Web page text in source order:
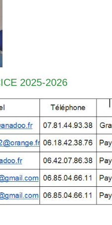
2025-2026